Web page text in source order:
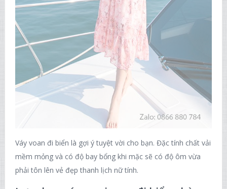
Váy voan đi biển là gợi ý tuyệt vời cho bạn. Đặc tính chất vải
mềm mỏng và có độ bay bổng khi mặc sẽ có độ ôm vừa
phải tôn lên vẻ đẹp thanh lịch nữ tính.